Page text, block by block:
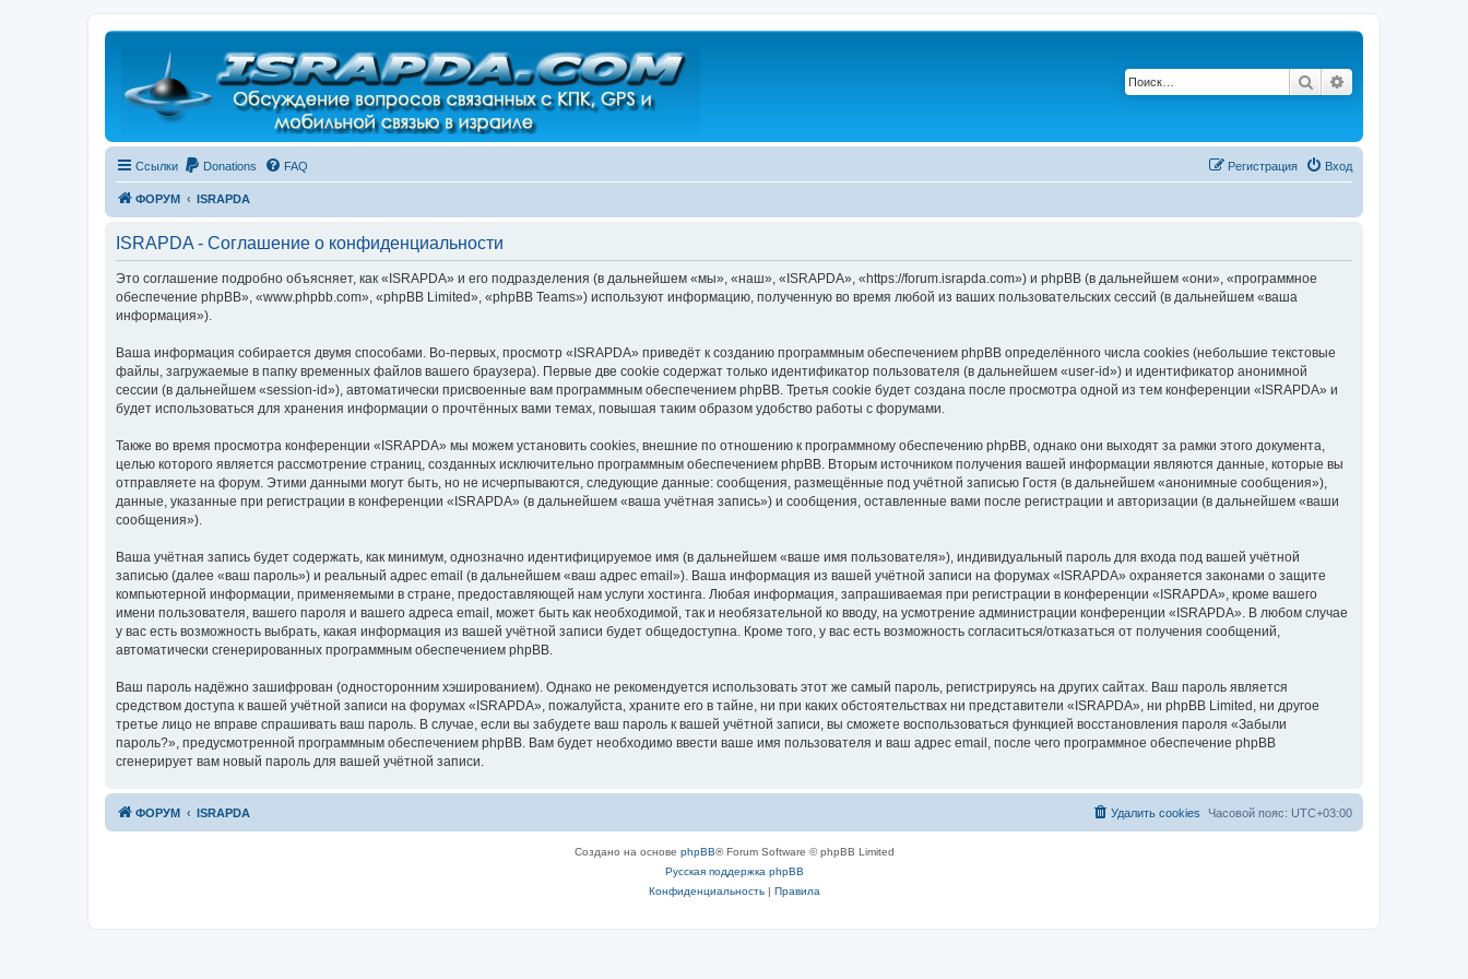
Регистрация
Поиск
Ссылки Donations FAQ Вход
Регистрация
ФОРУМ ISRAPDA
ISRAPDA - Соглашение о конфиденциальности
Это соглашение подробно объясняет, как «ISRAPDA» и его подразделения (в дальнейшем «мы», «наш», «ISRAPDA», «https://forum.israpda.com») и phpBB (в дальнейшем «они», «программное
обеспечение phpBB», «www.phpbb.com», «phpBB Limited», «phpBB Teams») используют информацию, полученную во время любой из ваших пользовательских сессий (в дальнейшем «ваша
информация»).
Ваша информация собирается двумя способами. Во-первых, просмотр «ISRAPDA» приведёт к созданию программным обеспечением phpBB определённого числа cookies (небольшие текстовые
файлы, загружаемые в папку временных файлов вашего браузера). Первые две cookie содержат только идентификатор пользователя (в дальнейшем «user-id») и идентификатор анонимной
сессии (в дальнейшем «session-id»), автоматически присвоенные вам программным обеспечением phpBB. Третья cookie будет создана после просмотра одной из тем конференции «ISRAPDA» и
будет использоваться для хранения информации о прочтённых вами темах, повышая таким образом удобство работы с форумами.
Также во время просмотра конференции «ISRAPDA» мы можем установить cookies, внешние по отношению к программному обеспечению phpBB, однако они выходят за рамки этого документа,
целью которого является рассмотрение страниц, созданных исключительно программным обеспечением phpBB. Вторым источником получения вашей информации являются данные, которые вы
отправляете на форум. Этими данными могут быть, но не исчерпываются, следующие данные: сообщения, размещённые под учётной записью Гостя (в дальнейшем «анонимные сообщения»),
данные, указанные при регистрации в конференции «ISRAPDA» (в дальнейшем «ваша учётная запись») и сообщения, оставленные вами после регистрации и авторизации (в дальнейшем «ваши
сообщения»).
Ваша учётная запись будет содержать, как минимум, однозначно идентифицируемое имя (в дальнейшем «ваше имя пользователя»), индивидуальный пароль для входа под вашей учётной
записью (далее «ваш пароль») и реальный адрес email (в дальнейшем «ваш адрес email»). Ваша информация из вашей учётной записи на форумах «ISRAPDA» охраняется законами о защите
компьютерной информации, применяемыми в стране, предоставляющей нам услуги хостинга. Любая информация, запрашиваемая при регистрации в конференции «ISRAPDA», кроме вашего
имени пользователя, вашего пароля и вашего адреса email, может быть как необходимой, так и необязательной ко вводу, на усмотрение администрации конференции «ISRAPDA». В любом случае
у вас есть возможность выбрать, какая информация из вашей учётной записи будет общедоступна. Кроме того, у вас есть возможность согласиться/отказаться от получения сообщений,
автоматически сгенерированных программным обеспечением phpBB.
Ваш пароль надёжно зашифрован (односторонним хэшированием). Однако не рекомендуется использовать этот же самый пароль, регистрируясь на других сайтах. Ваш пароль является
средством доступа к вашей учётной записи на форумах «ISRAPDA», пожалуйста, храните его в тайне, ни при каких обстоятельствах ни представители «ISRAPDA», ни phpBB Limited, ни другое
третье лицо не вправе спрашивать ваш пароль. В случае, если вы забудете ваш пароль к вашей учётной записи, вы сможете воспользоваться функцией восстановления пароля «Забыли
пароль?», предусмотренной программным обеспечением phpBB. Вам будет необходимо ввести ваше имя пользователя и ваш адрес email, после чего программное обеспечение phpBB
сгенерирует вам новый пароль для вашей учётной записи.
ФОРУМ ISRAPDA Часовой пояс: UTC+03:00
Удалить cookies
Создано на основе phpBB® Forum Software © phpBB Limited
Русская поддержка phpBB
Конфиденциальность| Правила